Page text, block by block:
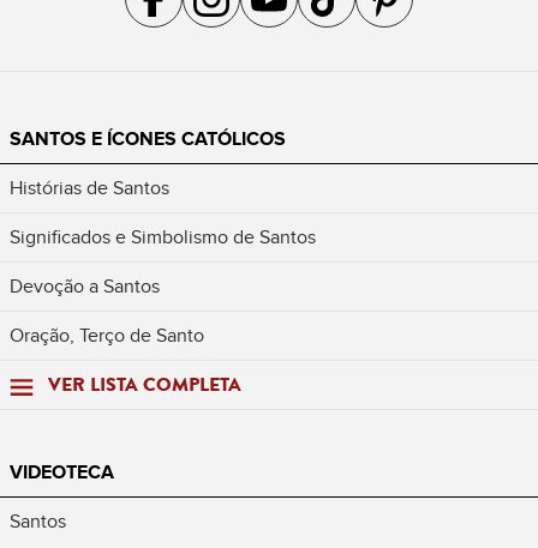
SANTOS E ÍCONES CATÓLICOS
Histórias de Santos
Significados e Simbolismo de Santos
Devoção a Santos
Oração, Terço de Santo
VER LISTA COMPLETA
VIDEOTECA
Santos